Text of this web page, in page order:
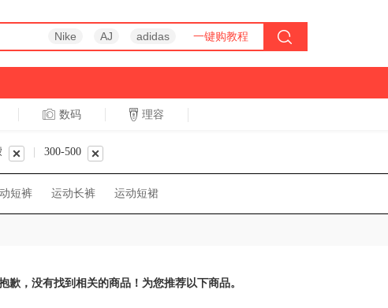
Nike AJ adidas 一键购教程
数码 理容
300-500
短裤 运动长裤 运动短裙
歉，没有找到相关的商品！为您推荐以下商品。